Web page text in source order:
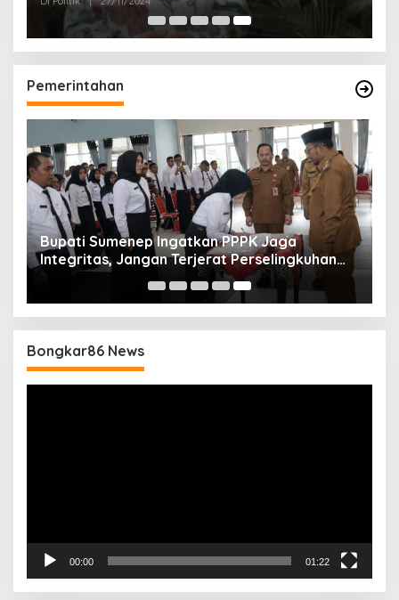
Pemerintahan
Bupati Sumenep Ingatkan PPPK Jaga
Integritas, Jangan Terjerat Perselingkuhan
dan Judi Online
Bongkar86 News
00:00 01:22